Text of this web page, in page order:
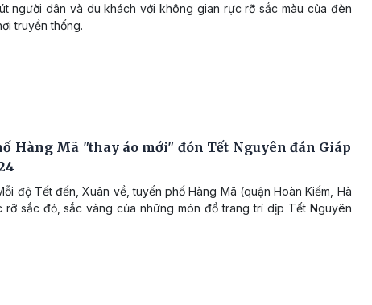
người dân và du khách với không gian rực rỡ sắc màu của đèn
truyền thống.
Hàng Mã "thay áo mới" đón Tết Nguyên đán Giáp
độ Tết đến, Xuân về, tuyến phố Hàng Mã (quận Hoàn Kiếm, Hà
rỡ sắc đỏ, sắc vàng của những món đồ trang trí dịp Tết Nguyên